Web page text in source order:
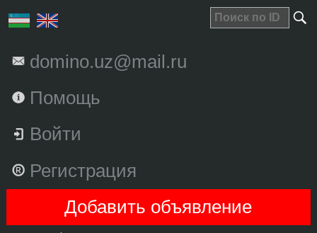
domino.uz@mail.ru
Помощь
Войти
Регистрация
Добавить объявление